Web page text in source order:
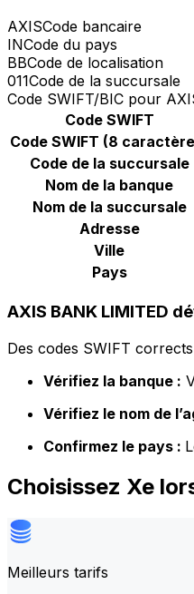
AXISCode bancaire
INCode du pays
BBCode de localisation
011Code de la succursale
Code SWIFT/BIC pour
Code SWIFT
Code SWIFT (8
Code de la succursale
Nom de la banque
Nom de la succursale
Adresse
Ville
Pays
AXIS BANK LIMITED
Des codes SWIFT
Vérifiez la banque :
Vérifiez le nom de
Confirmez le pays :
Choisissez Xe
Meilleurs tarifs